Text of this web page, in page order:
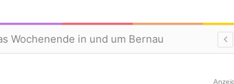
Wochenende in und um Bernau